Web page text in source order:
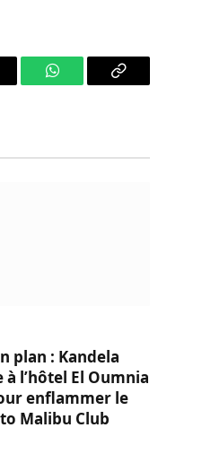
WhatsAppCopy
plan : Kandela
l’hôtel El Oumnia
enflammer le
Malibu Club